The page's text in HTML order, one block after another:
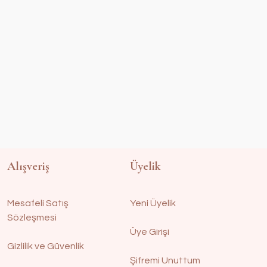
Alışveriş
Mesafeli Satış
Sözleşmesi
Gizlilik ve Güvenlik
Üyelik
Yeni Üyelik
Üye Girişi
Şifremi Unuttum